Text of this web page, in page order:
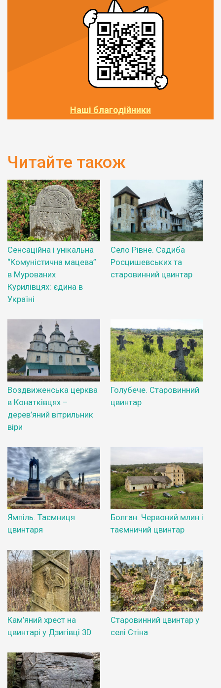
Наші благодійники
Читайте також
Сенсаційна і унікальна
“Комуністична мацева”
в Мурованих
Курилівцях: єдина в
Україні
Село Рівне. Садиба
Росцишевських та
старовинний цвинтар
Воздвиженська церква
в Конатківцях –
дерев’яний вітрильник
віри
Голубече. Старовинний
цвинтар
Ямпіль. Таємниця
цвинтаря
Болган. Червоний млин і
таємничий цвинтар
Кам’яний хрест на
цвинтарі у Дзигівці 3D
Старовинний цвинтар у
селі Стіна